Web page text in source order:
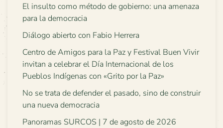
El insulto como método de gobierno: una amenaza
para la democracia
Diálogo abierto con Fabio Herrera
Centro de Amigos para la Paz y Festival Buen Vivir
invitan a celebrar el Día Internacional de los
Pueblos Indígenas con «Grito por la Paz»
No se trata de defender el pasado, sino de construir
una nueva democracia
Panoramas SURCOS | 7 de agosto de 2026